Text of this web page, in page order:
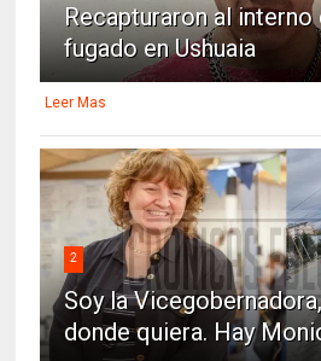
Recapturaron al interno
fugado en Ushuaia
Leer Mas
2
Soy la
donde quiera. Hay